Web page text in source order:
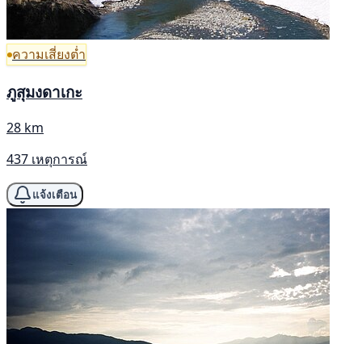
ความเสี่ยงต่ำ
ภูสุมงดาเกะ
28 km
437 เหตุการณ์
แจ้งเตือน